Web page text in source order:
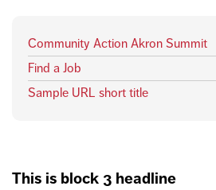
Community Action Akron Summit
Find a Job
Sample URL short title
This is block 3 headline